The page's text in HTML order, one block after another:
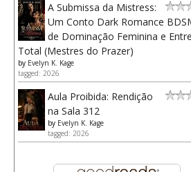
A Submissa da Mistress:
Um Conto Dark Romance
de Dominação Feminina e
Total (Mestres do Prazer)
by Evelyn K. Kage
tagged: 2026
Aula Proibida: Rendição
na Sala 312
by Evelyn K. Kage
tagged: 2026